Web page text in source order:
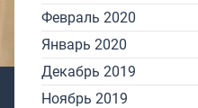
Февраль 2020
Январь 2020
Декабрь 2019
Ноябрь 2019